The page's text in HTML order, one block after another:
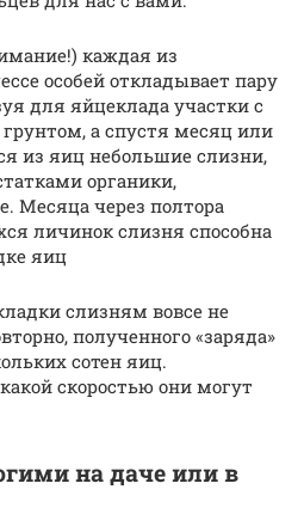
каждая из
особей откладывает пару
для яйцеклада участки с
а спустя месяц или
из яиц небольшие слизни,
органики,
Месяца через полтора
личинок слизня способна
яиц
слизням вовсе не
полученного «заряда»
сотен яиц.
скоростью они могут
на даче или в